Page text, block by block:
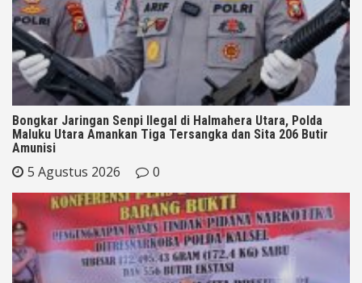
Bongkar Jaringan Senpi Ilegal di Halmahera Utara, Polda
Maluku Utara Amankan Tiga Tersangka dan Sita 206 Butir
Amunisi
5 Agustus 2026 0